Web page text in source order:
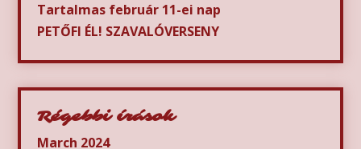
Tartalmas február 11-ei nap
PETŐFI ÉL! SZAVALÓVERSENY
Régebbi írások
March 2024